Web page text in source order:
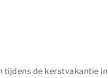
tijdens de kerstvakantie in